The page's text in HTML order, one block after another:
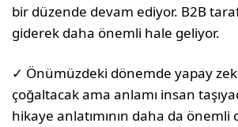
bir düzende devam ediyor. B2B
giderek daha önemli hale geliyor.
✓ Önümüzdeki dönemde yapay
çoğaltacak ama anlamı insan
hikaye anlatımının daha da önemli